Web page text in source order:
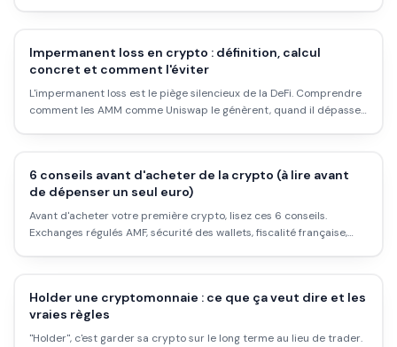
Impermanent loss en crypto : définition, calcul
concret et comment l'éviter
L'impermanent loss est le piège silencieux de la DeFi. Comprendre
comment les AMM comme Uniswap le génèrent, quand il dépasse
6 conseils avant d'acheter de la crypto (à lire avant
de dépenser un seul euro)
Avant d'acheter votre première crypto, lisez ces 6 conseils.
Exchanges régulés AMF, sécurité des wallets, fiscalité française,
Holder une cryptomonnaie : ce que ça veut dire et les
vraies règles
"Holder", c'est garder sa crypto sur le long terme au lieu de trader.